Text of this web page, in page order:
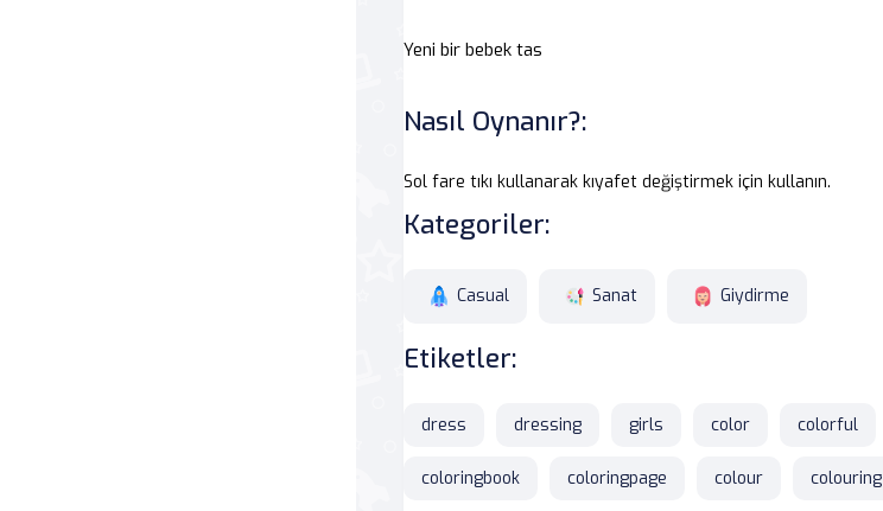
Yeni bir bebek tas
Nasıl Oynanır?:
Sol fare tıkı kullanarak kıyafet değiştirmek için kullanın.
Kategoriler:
Casual Sanat Giydirme
Etiketler:
dress dressing girls color colorful
coloringbook coloringpage colour colouring